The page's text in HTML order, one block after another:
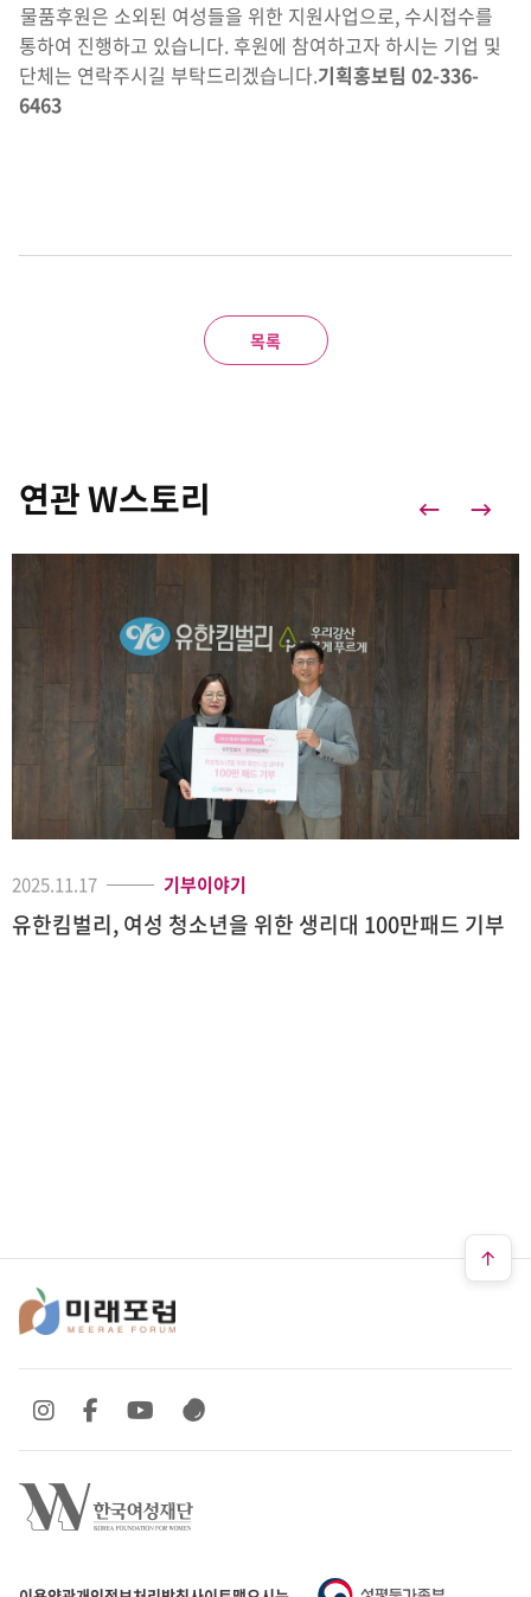
물품후원은 소외된 여성들을 위한 지원사업으로, 수시접수를
통하여 진행하고 있습니다. 후원에 참여하고자 하시는 기업 및
단체는 연락주시길 부탁드리겠습니다.기획홍보팀 02-336-
6463
목록
연관 W스토리
2025.11.17 기부이야기
유한킴벌리, 여성 청소년을 위한 생리대 100만패드 기부
SNS 바로가기
SNS 바로가기SNS 바로가기
SNS 바로가기